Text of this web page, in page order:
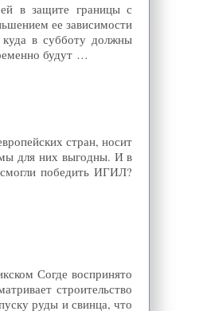
в защите границы с
ее зависимости
в субботу должны
будут …
стран, носит
для них выгодны. И в
победить ИГИЛ?
Согде воспринято
строительство
руды и свинца, что